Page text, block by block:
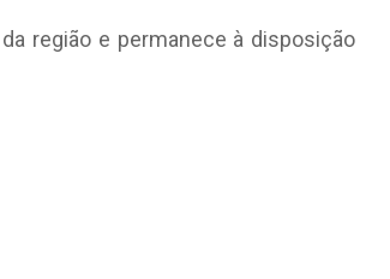
região e permanece à disposição